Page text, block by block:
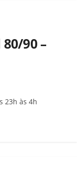
90 –
23h às 4h